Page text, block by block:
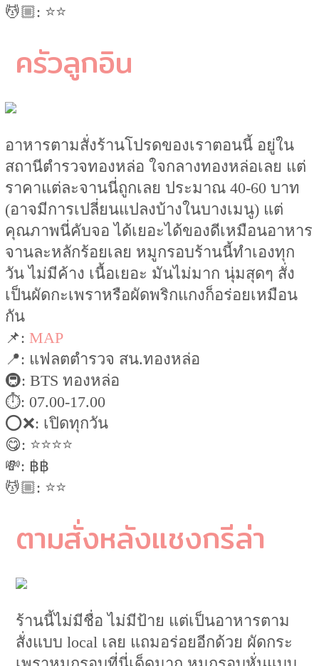
💆🏼: ⭐️⭐️
ครัวลูกอิน
อาหารตามสั่งร้านโปรดของเราตอนนี้ อยู่ใน
สถานีตำรวจทองหล่อ ใจกลางทองหล่อเลย แต่
ราคาแต่ละจานนี่ถูกเลย ประมาณ 40-60 บาท
(อาจมีการเปลี่ยนแปลงบ้างในบางเมนู) แต่
คุณภาพนี่คับจอ ได้เยอะได้ของดีเหมือนอาหาร
จานละหลักร้อยเลย หมูกรอบร้านนี้ทำเองทุก
วัน ไม่มีค้าง เนื้อเยอะ มันไม่มาก นุ่มสุดๆ สั่ง
เป็นผัดกะเพราหรือผัดพริกแกงก็อร่อยเหมือน
กัน
📌:MAP
📍: แฟลตตำรวจ สน.ทองหล่อ
🚇: BTS ทองหล่อ
⏱: 07.00-17.00
⭕️❌: เปิดทุกวัน
😋: ⭐️⭐️⭐️⭐️
💸: ฿฿
💆🏼: ⭐️⭐️
ตามสั่งหลังแชงกรีล่า
ร้านนี้ไม่มีชื่อ ไม่มีป้าย แต่เป็นอาหารตาม
สั่งแบบ local เลย แถมอร่อยอีกด้วย ผัดกระ